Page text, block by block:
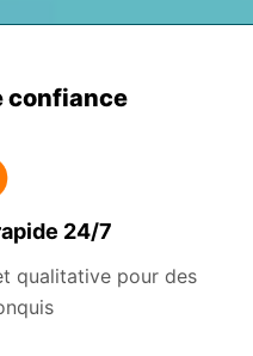
confiance
24/7
qualitative pour des